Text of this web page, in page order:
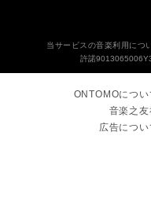
当サービスの音楽利用につ
許諾
ONTOMOについ
音楽之友
広告につい